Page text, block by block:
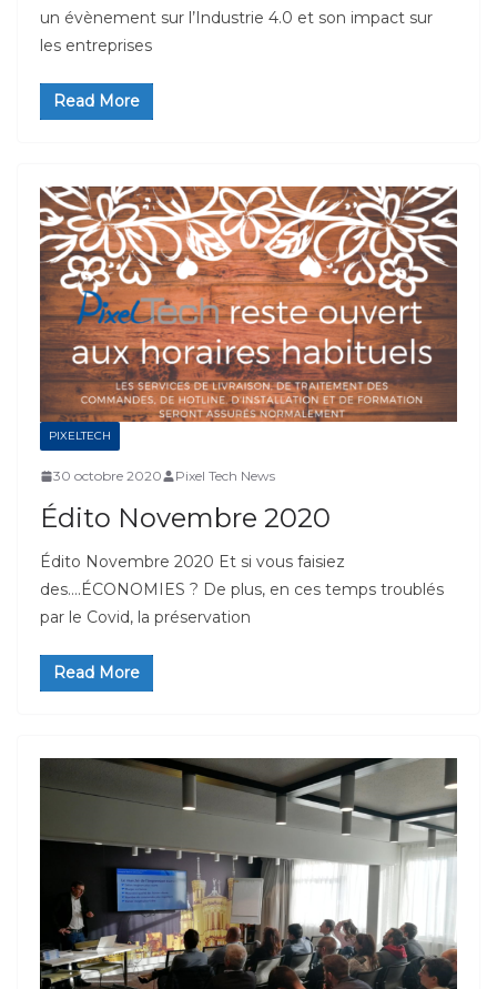
un évènement sur l’Industrie 4.0 et son impact sur
les entreprises
Read More
PIXELTECH
30 octobre 2020 Pixel Tech News
Édito Novembre 2020
Édito Novembre 2020 Et si vous faisiez
des….ÉCONOMIES ? De plus, en ces temps troublés
par le Covid, la préservation
Read More